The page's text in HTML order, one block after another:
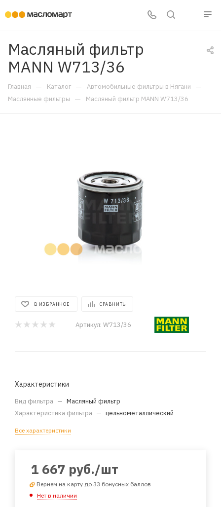
Масляный фильтр
MANN W713/36
Главная — Каталог — Автомобильные фильтры в Нягани —
Маслянные фильтры — Масляный фильтр MANN W713/36
В ИЗБРАННОЕ СРАВНИТЬ
Артикул: W713/36
Характеристики
Вид фильтра — Масляный фильтр
Характеристика фильтра — цельнометаллический
Все характеристики
1 667 руб./шт
Вернем на карту до 33 бонусных баллов
Нет в наличии